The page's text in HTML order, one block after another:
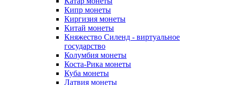
Кипр монеты
Киргизия монеты
Китай монеты
Княжество Силенд - виртуальное
государство
Колумбия монеты
Коста-Рика монеты
Куба монеты
Латвия монеты